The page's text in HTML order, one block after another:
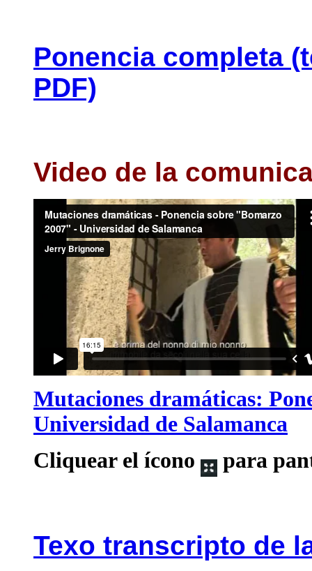
Ponencia completa
PDF)
Video de la
Mutaciones dramáticas:
Universidad de Salamanca
Cliquear el ícono
para
Texo transcripto de